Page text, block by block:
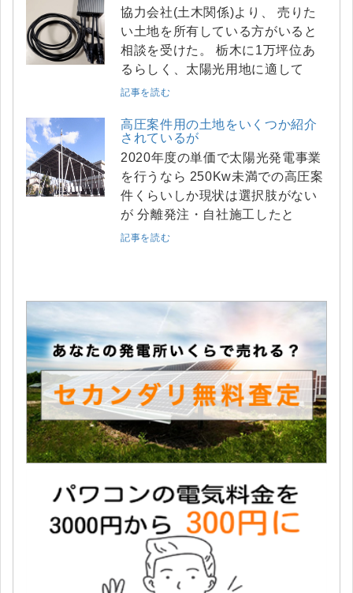
協力会社(土木関係)より、 売りた
い土地を所有している方がいると
相談を受けた。 栃木に1万坪位あ
るらしく、太陽光用地に適して
記事を読む
高圧案件用の土地をいくつか紹介
されているが
2020年度の単価で太陽光発電事業
を行うなら 250Kw未満での高圧案
件くらいしか現状は選択肢がない
が 分離発注・自社施工したと
記事を読む